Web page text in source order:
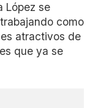
López se
como
atractivos de
que ya se